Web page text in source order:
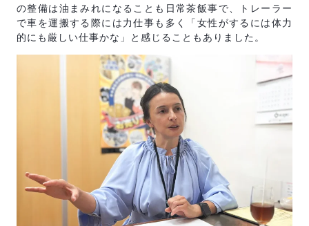
の整備は油まみれになることも日常茶飯事で、トレーラー
で車を運搬する際には力仕事も多く「女性がするには体力
的にも厳しい仕事かな」と感じることもありました。